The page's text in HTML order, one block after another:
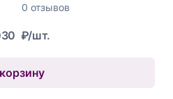
0 отзывов
₽/шт.